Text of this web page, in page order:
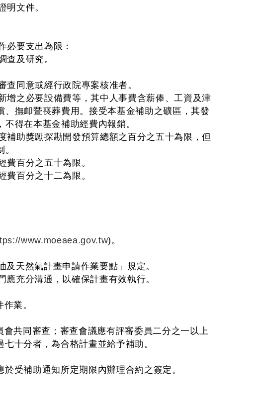
明文件。
必要支出為限：
查及研究。
同意或經行政院專案核准者。
增之必要設備費等，其中人事費含薪俸、工資及津
撫卹暨喪葬費用。接受本基金補助之礦區，其發
得在本基金補助經費內報銷。
補助獎勵探勘開發預算總額之百分之五十為限，但
費百分之五十為限。
百分之十二為限。
www.moeaea.gov.tw)。
天然氣計畫申請作業要點」規定。
充分溝通，以確保計畫有效執行。
業。
共同審查；審查會議應有評審委員二分之一以上
十分者，為合格計畫並給予補助。
受補助通知所定期限內辦理合約之簽定。